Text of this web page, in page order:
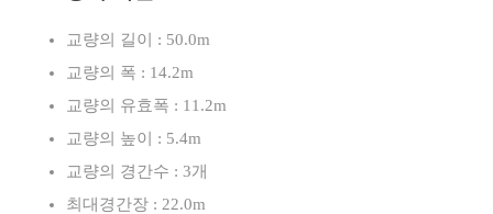
교량의 길이 : 50.0m
교량의 폭 : 14.2m
교량의 유효폭 : 11.2m
교량의 높이 : 5.4m
교량의 경간수 : 3개
최대경간장 : 22.0m